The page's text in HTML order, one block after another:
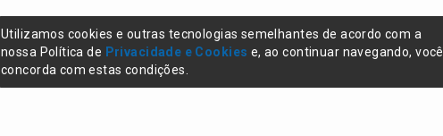
Utilizamos cookies e outras tecnologias semelhantes de acordo com a
nossa Política de Privacidade e Cookies e, ao continuar navegando, você
concorda com estas condições.